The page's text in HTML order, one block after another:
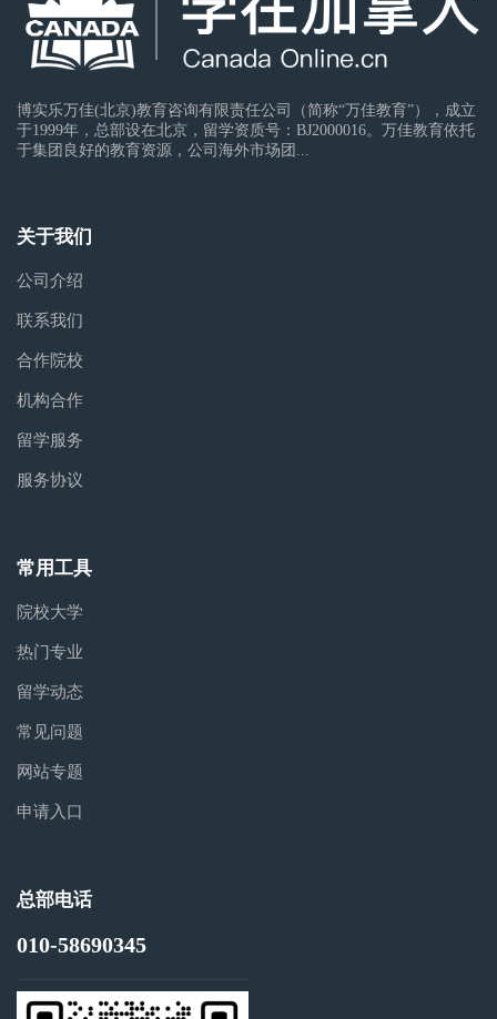
博实乐万佳(北京)教育咨询有限责任公司（简称“万佳教育”），成立
于1999年，总部设在北京，留学资质号：BJ2000016。万佳教育依托
于集团良好的教育资源，公司海外市场团...
关于我们
公司介绍
联系我们
合作院校
机构合作
留学服务
服务协议
常用工具
院校大学
热门专业
留学动态
常见问题
网站专题
申请入口
总部电话
010-58690345